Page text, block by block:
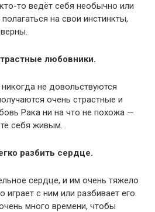
то ведёт себя необычно или
на свои инстинкты,
любовники.
не довольствуются
очень страстные и
Рака ни на что не похожа —
себя живым.
разбить сердце.
сердце, и им очень тяжело
играет с ним или разбивает его.
много времени, чтобы